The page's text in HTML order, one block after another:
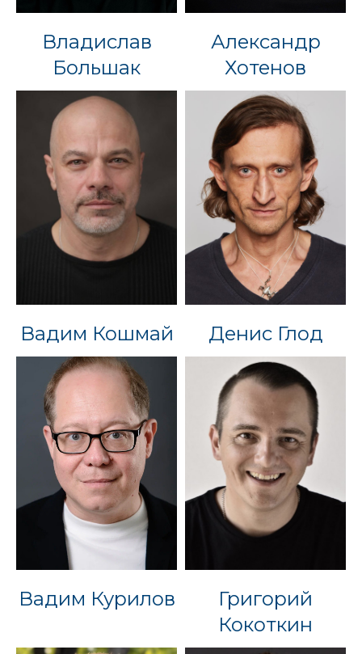
Владислав
Большак
Александр
Хотенов
Вадим Кошмай Денис Глод
Вадим Курилов
Григорий
Кокоткин